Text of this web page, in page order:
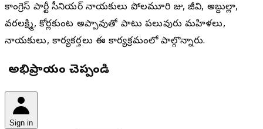
కాంగ్రెస్ పార్టీ సీనియర్ నాయకులు పోలమూరి రాజు, జీవి, అబ్దుల్లా,
వరలక్ష్మి, కోర్లకుంట అప్పారావుతో పాటు పలువురు మహిళలు,
నాయకులు, కార్యకర్తలు ఈ కార్యక్రమంలో పాల్గొన్నారు.
మీ అభిప్రాయం చెప్పండి
Sign in